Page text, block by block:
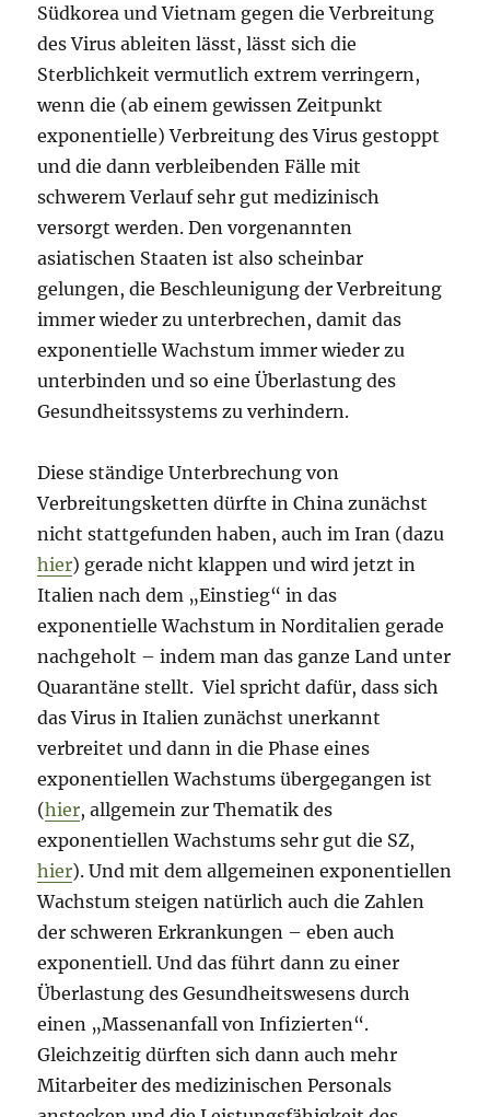
Südkorea und Vietnam gegen die Verbreitung
des Virus ableiten lässt, lässt sich die
Sterblichkeit vermutlich extrem verringern,
wenn die (ab einem gewissen Zeitpunkt
exponentielle) Verbreitung des Virus gestoppt
und die dann verbleibenden Fälle mit
schwerem Verlauf sehr gut medizinisch
versorgt werden. Den vorgenannten
asiatischen Staaten ist also scheinbar
gelungen, die Beschleunigung der Verbreitung
immer wieder zu unterbrechen, damit das
exponentielle Wachstum immer wieder zu
unterbinden und so eine Überlastung des
Gesundheitssystems zu verhindern.
Diese ständige Unterbrechung von
Verbreitungsketten dürfte in China zunächst
nicht stattgefunden haben, auch im Iran (dazu
hier) gerade nicht klappen und wird jetzt in
Italien nach dem „Einstieg“ in das
exponentielle Wachstum in Norditalien gerade
nachgeholt – indem man das ganze Land unter
Quarantäne stellt. Viel spricht dafür, dass sich
das Virus in Italien zunächst unerkannt
verbreitet und dann in die Phase eines
exponentiellen Wachstums übergegangen ist
(hier, allgemein zur Thematik des
exponentiellen Wachstums sehr gut die SZ,
hier). Und mit dem allgemeinen exponentiellen
Wachstum steigen natürlich auch die Zahlen
der schweren Erkrankungen – eben auch
exponentiell. Und das führt dann zu einer
Überlastung des Gesundheitswesens durch
einen „Massenanfall von Infizierten“.
Gleichzeitig dürften sich dann auch mehr
Mitarbeiter des medizinischen Personals